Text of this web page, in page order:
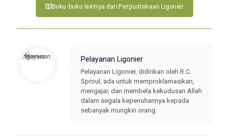
Buku-buku lainnya dari Perpustakaan Ligonier
Pelayanan Ligonier
Pelayanan Ligonier, didirikan oleh R.C.
Sproul, ada untuk memproklamasikan,
mengajar, dan membela kekudusan Allah
dalam segala kepenuhannya kepada
sebanyak mungkin orang.